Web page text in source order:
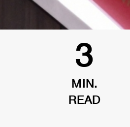
3
MIN.
READ